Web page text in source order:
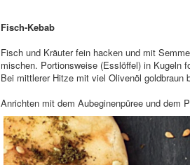
Fisch-Kebab
Fisch und Kräuter fein hacken und mit
mischen. Portionsweise (Esslöffel) in Kugeln
Bei mittlerer Hitze mit viel Olivenöl goldbraun
Anrichten mit dem Aubeginenpüree und dem